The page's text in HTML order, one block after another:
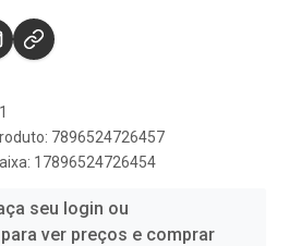
7896524726457
17896524726454
seu login ou
ver preços e comprar